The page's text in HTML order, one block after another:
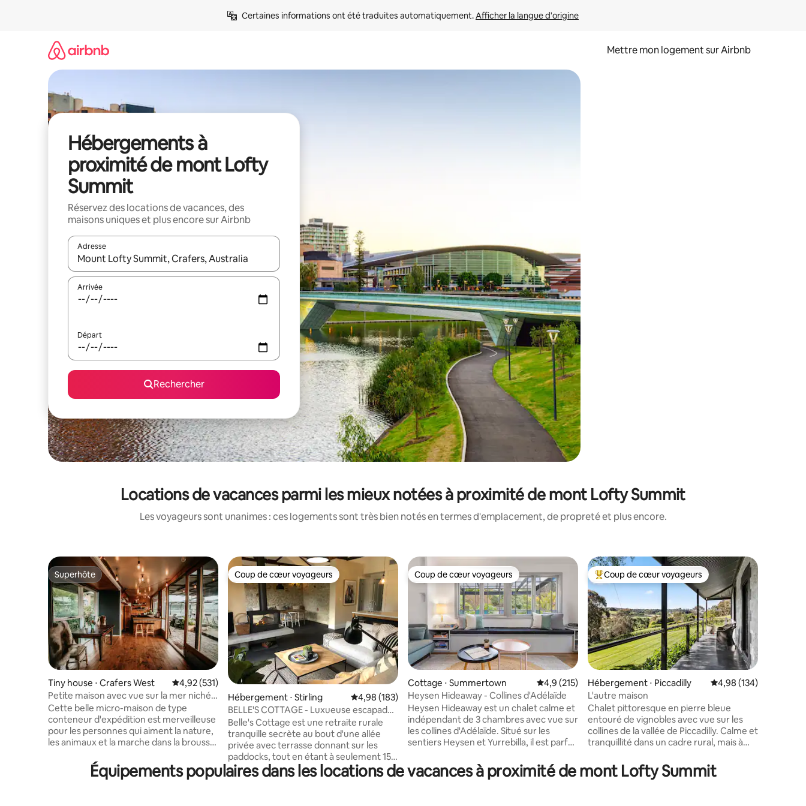
Certaines informations ont été traduites automatiquement. Afficher la langue d'origine
Mettre mon logement sur Airbnb
Hébergements à
proximité de mont Lofty
Summit
Réservez des locations de vacances, des
maisons uniques et plus encore sur Airbnb
Adresse
Lorsque les résultats s'affichent, utilisez les flèches vers le haut et vers le bas pour les parcourir ou en appuyant et en faisant glisser.
Arrivée
Départ
Rechercher
Locations de vacances parmi les mieux notées à proximité de mont Lofty Summit
Les voyageurs sont unanimes : ces logements sont très bien notés en termes d'emplacement, de propreté et plus encore.
Superhôte
Superhôte
Tiny house ⋅ Crafers West Évaluation moyenne sur la base de 531 commentaires : 4,92 sur 5
4,92 (531)
Petite maison avec vue sur la mer nichée
dans les collines
Cette belle micro-maison de type
conteneur d'expédition est merveilleuse
pour les personnes qui aiment la nature,
les animaux et la marche dans la brousse.
architecturalement conçue et construite
presque entièrement à partir de
Coup de cœur voyageurs
Coup de cœur voyageurs
Hébergement ⋅ Stirling Évaluation moyenne sur la base de 183 commentaires : 4,98 sur 5
4,98 (183)
BELLE'S COTTAGE - Luxueuse escapade
à Stirling, 🔥🍂🎾🌲🐑🐓
Belle's Cottage est une retraite rurale
tranquille secrète au bout d'une allée
privée avec terrasse donnant sur les
paddocks, tout en étant à seulement 15
minutes d'Adélaïde et à distance de
marche des villages de Stirling ET
Coup de cœur voyageurs
Coup de cœur voyageurs
Cottage ⋅ Summertown Évaluation moyenne sur la base de 215 commentaires : 4,9 sur 5
4,9 (215)
Heysen Hideaway - Collines d'Adélaïde
Heysen Hideaway est un chalet calme et
indépendant de 3 chambres avec vue sur
les collines d'Adélaïde. Situé sur les
sentiers Heysen et Yurrebilla, il est parfait
cyclables sont également à proximité
immédiate du chalet. Si les expériences
Coups de cœur voyageurs les plus appréciés
Coup de cœur voyageurs
Hébergement ⋅ Piccadilly Évaluation moyenne
4,98 (134)
L'autre maison
Chalet pittoresque en pierre bleue
entouré de vignobles avec vue sur les
collines de la vallée de Piccadilly. Calme et
tranquillité dans un cadre rural, mais à
d'Adélaïde. À quelques minutes des villes
de Stirling et d'Uraidla et du meilleur des
Équipements populaires dans les locations de vacances à proximité de mont Lofty Summit